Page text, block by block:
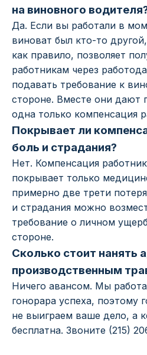
на виновного
Да. Если вы работали в
виноват был кто-то
как правило, позволяет
работникам через
подавать требование к
стороне. Вместе они дают
одна только компенсация
Покрывает ли
боль и страдания?
Нет. Компенсация
покрывает только
примерно две трети
и страдания можно
требование о личном
стороне.
Сколько стоит нанять
производственным
Ничего авансом. Мы
гонорара успеха, поэтому
не выиграем ваше дело, а
бесплатна. Звоните (215)